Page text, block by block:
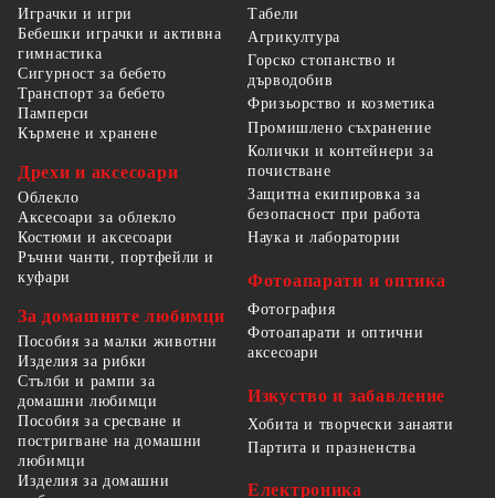
Играчки и игри
Бебешки играчки и активна
гимнастика
Сигурност за бебето
Транспорт за бебето
Памперси
Кърмене и хранене
Дрехи и аксесоари
Облекло
Аксесоари за облекло
Костюми и аксесоари
Ръчни чанти, портфейли и
куфари
За домашните любимци
Пособия за малки животни
Изделия за рибки
Стълби и рампи за
домашни любимци
Пособия за сресване и
постригване на домашни
любимци
Изделия за домашни
Табели
Агрикултура
Горско стопанство и
дърводобив
Фризьорство и козметика
Промишлено съхранение
Колички и контейнери за
почистване
Защитна екипировка за
безопасност при работа
Наука и лаборатории
Фотоапарати и оптика
Фотография
Фотоапарати и оптични
аксесоари
Изкуство и забавление
Хобита и творчески занаяти
Партита и празненства
Електроника